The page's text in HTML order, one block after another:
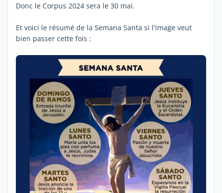
Donc le Corpus 2024 sera le 30 mai.
Et voici le résumé de la Semana Santa si l'image veut
bien passer cette fois :